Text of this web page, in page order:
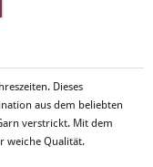
Dieses
aus dem beliebten
verstrickt. Mit dem
weiche Qualität.